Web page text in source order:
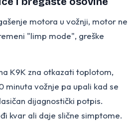
motora u vožnji, motor ne
"limp mode", greške
K9K zna otkazati toplotom,
minuta vožnje pa upali kad se
dijagnostički potpis.
kvar ali daje slične simptome.